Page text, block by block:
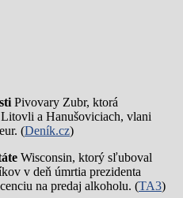
Pivovary Zubr, ktorá
a Hanušoviciach, vlani
(Deník.cz)
Wisconsin, ktorý sľuboval
v deň úmrtia prezidenta
na predaj alkoholu. (TA3)